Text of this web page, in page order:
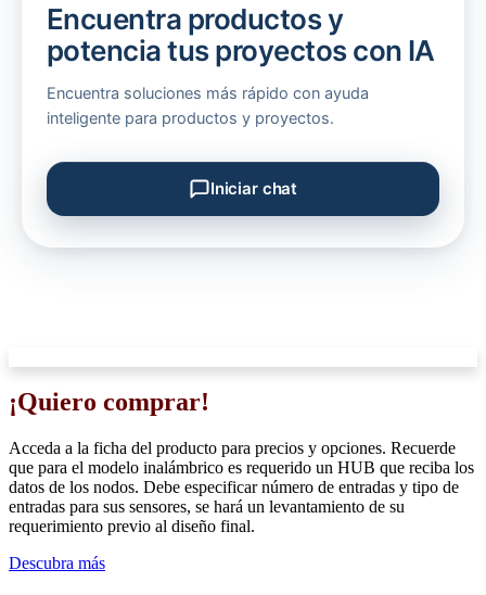
Encuentra productos y
potencia tus proyectos con IA
Encuentra soluciones más rápido con ayuda
inteligente para productos y proyectos.
Iniciar chat
¡Quiero comprar!
Acceda a la ficha del producto para precios y opciones. Recuerde
que para el modelo inalámbrico es requerido un HUB que reciba los
datos de los nodos. Debe especificar número de entradas y tipo de
entradas para sus sensores, se hará un levantamiento de su
requerimiento previo al diseño final.
Descubra más